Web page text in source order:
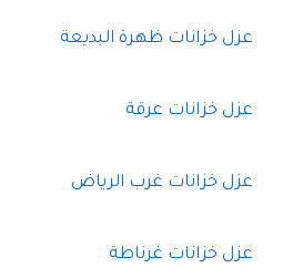
عزل خزانات ظهرة البديعة
عزل خزانات عرقة
عزل خزانات غرب الرياض
عزل خزانات غرناطة